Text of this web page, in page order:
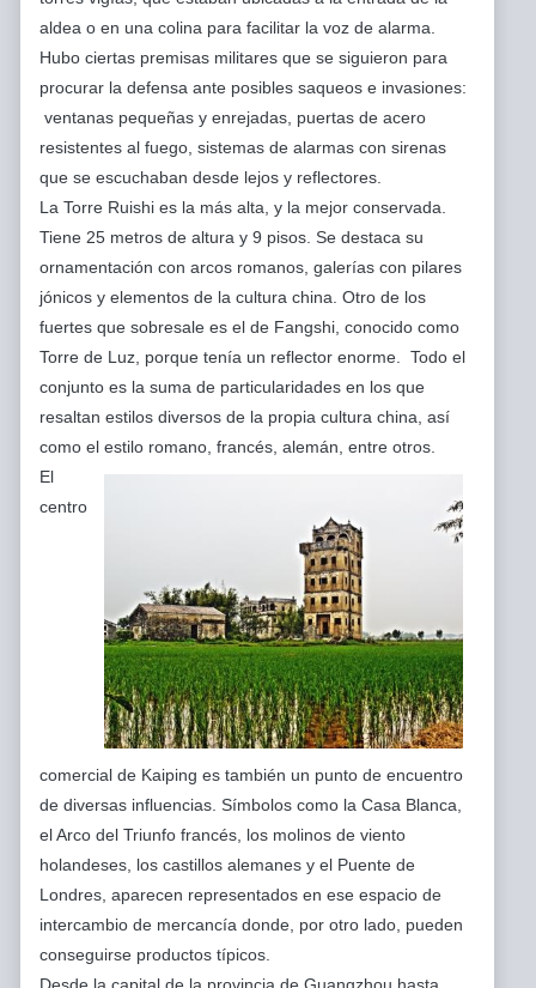
aldea o en una colina para facilitar la voz de alarma.
Hubo ciertas premisas militares que se siguieron para
procurar la defensa ante posibles saqueos e invasiones:
ventanas pequeñas y enrejadas, puertas de acero
resistentes al fuego, sistemas de alarmas con sirenas
que se escuchaban desde lejos y reflectores.
La Torre Ruishi es la más alta, y la mejor conservada.
Tiene 25 metros de altura y 9 pisos. Se destaca su
ornamentación con arcos romanos, galerías con pilares
jónicos y elementos de la cultura china. Otro de los
fuertes que sobresale es el de Fangshi, conocido como
Torre de Luz, porque tenía un reflector enorme. Todo el
conjunto es la suma de particularidades en los que
resaltan estilos diversos de la propia cultura china, así
como el estilo romano, francés, alemán, entre otros.
El
centro
comercial de Kaiping es también un punto de encuentro
de diversas influencias. Símbolos como la Casa Blanca,
el Arco del Triunfo francés, los molinos de viento
holandeses, los castillos alemanes y el Puente de
Londres, aparecen representados en ese espacio de
intercambio de mercancía donde, por otro lado, pueden
conseguirse productos típicos.